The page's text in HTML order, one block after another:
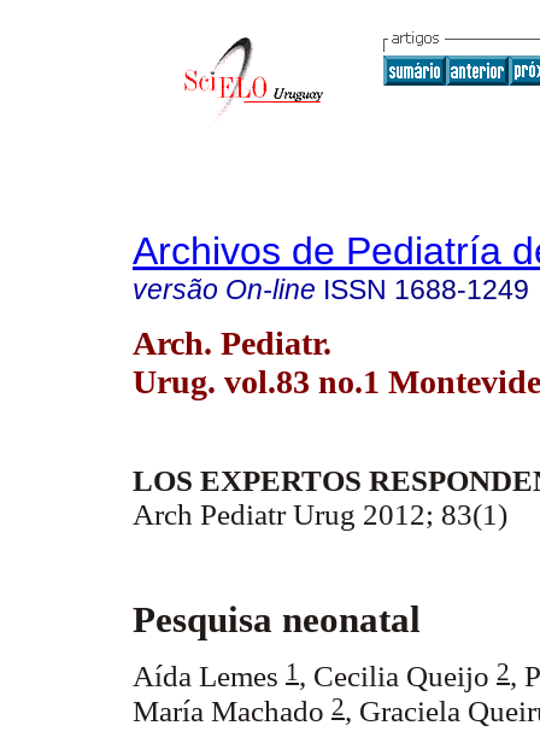
Archivos de Pediatría
versão On-line ISSN 1688-1249
Arch. Pediatr.
Urug. vol.83 no.1
LOS EXPERTOS
Arch Pediatr Urug 2012; 83(1)
Pesquisa neonatal
Aída Lemes 1 , Cecilia Queijo 2,
María Machado 2, Graciela